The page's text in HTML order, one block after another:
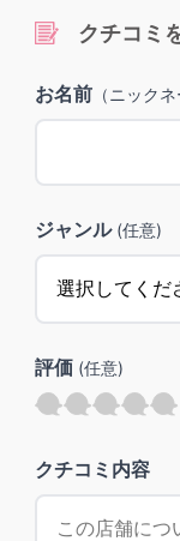
クチコミ
お名前（ニックネ
ジャンル (任意)
評価 (任意)
クチコミ内容